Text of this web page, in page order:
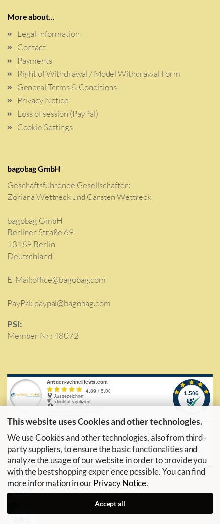
This website uses Cookies and other technologies.
We use Cookies and other technologies, also from third-
party suppliers, to ensure the basic functionalities and
analyze the usage of our website in order to provide you
with the best shopping experience possible. You can find
more information in ourPrivacy Notice.
Accept all
More about...
Legal Information
Contact
Payments
Right of Withdrawal / Model Withdrawal Form
General Terms & Conditions
Privacy Notice
Loss of session (PayPal)
Cookie Settings
bagobag GmbH
Geschäftsführende Gesellschafter:
Zoriana Wettreck und Carsten Wettreck
bagobag GmbH
Berliner Straße 69
13189 Berlin
Deutschland
E-Mail:office@bagobag.com
PayPal: paypal@bagobag.com
PSI:
Member Nr.: 48072